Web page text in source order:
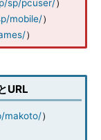
sp/pcuser/）
mobile/）
）
URL
makoto/）